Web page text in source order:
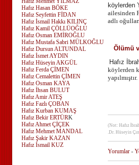
Hafız Hasan BÖKE
Hafız Seyfettin FİDAN
Hafız İsmail Hakkı KILINÇ
Hafız Kamil ÇÖLLÜOĞLU
Hafız Osman EMİROĞLU
Hafız Mustafa Sabri MÜLKOĞLU
Hafız Dursun ALTUNDAL
Hafız İsmet AYDIN
Hafız Hüseyin AKGÜL
Hafız Ferda ÇİMEN
Hafız Cemalettin ÇİMEN
Hafız Osman KAYA
Hafız İhsan BULUT
Hafız Amir ATEŞ
Hafız Fazlı ÇOBAN
Hafız Kurban KUMAŞ
Hafız Bekir ERTÜRK
Hafız Ahmet ÇİÇEK
Hafız Mehmet MANDAL
Hafız Şakir KAZAN
Hafız İsmail KUZ
köylerden
ailesinden
adlı
Ölümü
Hafız
köylerden
(Not: Hafız
.Dr. Hüseyin
Yorumlar -